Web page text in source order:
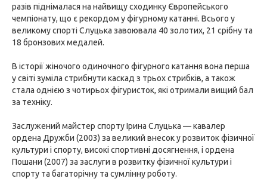
разів піднімалася на найвищу сходинку Європейського
чемпіонату, що є рекордом у фігурному катанні. Всього у
великому спорті Слуцька завоювала 40 золотих, 21 срібну та
18 бронзових медалей.
В історії жіночого одиночного фігурного катання вона перша
у світі зуміла стрибнути каскад з трьох стрибків, а також
стала однією з чотирьох фігуристок, які отримали вищий бал
за техніку.
Заслужений майстер спорту Ірина Слуцька — кавалер
ордена Дружби (2003) за великий внесок у розвиток фізичної
культури і спорту, високі спортивні досягнення, і ордена
Пошани (2007) за заслуги в розвитку фізичної культури і
спорту та багаторічну та сумлінну роботу.